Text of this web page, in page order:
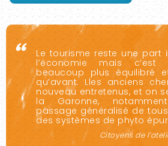
Le tourisme reste une part
l’économie mais c’est
beaucoup plus équilibré
qu’avant. Lles anciens
nouveau entretenus, et on
la Garonne,
passage généralisé de
des systèmes de phyto
Citoyens de